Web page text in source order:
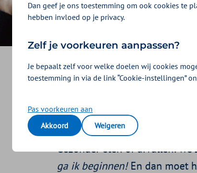
Gezonder
denkt
Geplaatst op 22 mei 2025 | Een artikel als
Gezonder eten of afvallen:
ga ik beginnen!En dan moet
Dan geef je ons toestemming om ook cookies te
hebben invloed op je privacy.
Zelf je voorkeuren aanpassen?
Je bepaalt zelf voor welke doelen wij cookies
toestemming in via de link “Cookie-instellingen”
Pas voorkeuren aan
Akkoord
Weigeren